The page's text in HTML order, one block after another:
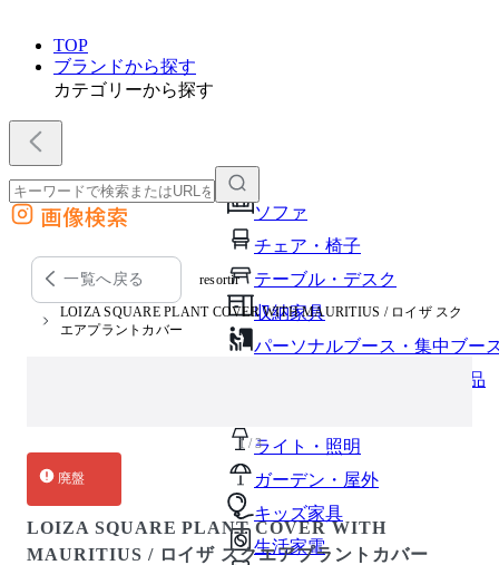
TOP
ブランドから探す
カテゴリーから探す
ソファ
チェア・椅子
テーブル・デスク
収納家具
パーソナルブース・集中ブー
オフィスアクセサリー・備品
ライト・照明
ガーデン・屋外
キッズ家具
生活家電
外部サイトの商品をカートに追加
他のサイトで見つけた商品ページのURLを貼り付けて、カートに追加できます
画像検索
一覧へ戻る resortir
LOIZA SQUARE PLANT COVER WITH MAURITIUS / ロイザ スク
エアプラントカバー
1 / 3
廃盤
LOIZA SQUARE PLANT COVER WITH
MAURITIUS / ロイザ スクエアプラントカバー